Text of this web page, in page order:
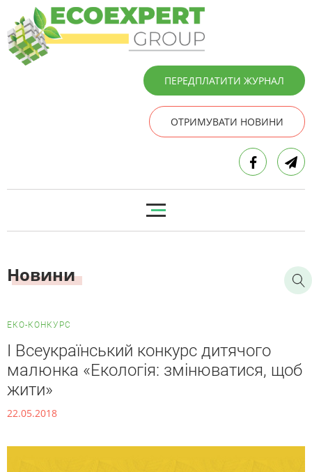
ПЕРЕДПЛАТИТИ ЖУРНАЛ
ОТРИМУВАТИ НОВИНИ
Новини
ЕКО-КОНКУРС
I Всеукраїнський конкурс дитячого
малюнка «Екологія: змінюватися, щоб
жити»
22.05.2018